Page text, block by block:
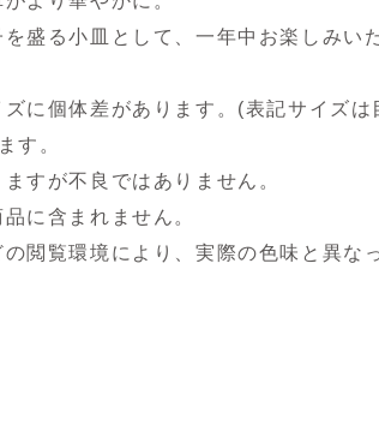
盛る小皿として、一年中お楽しみい
に個体差があります。(表記サイズは
す。
すが不良ではありません。
に含まれません。
閲覧環境により、実際の色味と異な